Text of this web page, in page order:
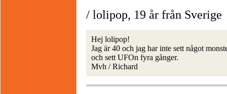
/ lolipop, 19 år från Sverige
Hej lolipop!
Jag är 40 och jag har inte sett något
och sett UFOn fyra gånger.
Mvh / Richard